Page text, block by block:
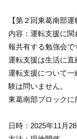
【第２回東葛南部
内容：運転支援に
報共有する勉強会で
運転支援は生活に直
運転支援について
験は問いません。
東葛南部ブロックに
日時：2025年11月